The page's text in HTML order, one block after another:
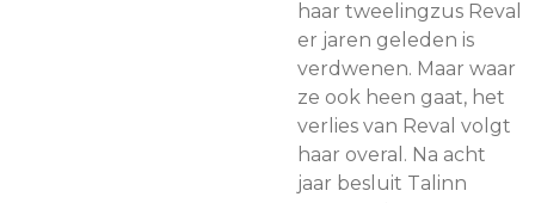
haar tweelingzus Reval
er jaren geleden is
verdwenen. Maar waar
ze ook heen gaat, het
verlies van Reval volgt
haar overal. Na acht
jaar besluit Talinn